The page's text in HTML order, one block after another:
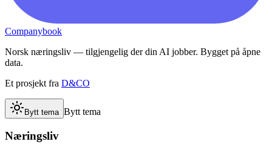
Companybook
Norsk næringsliv — tilgjengelig der din AI jobber. Bygget på åpne
data.
Et prosjekt fra D&CO
Bytt tema Bytt tema
Næringsliv